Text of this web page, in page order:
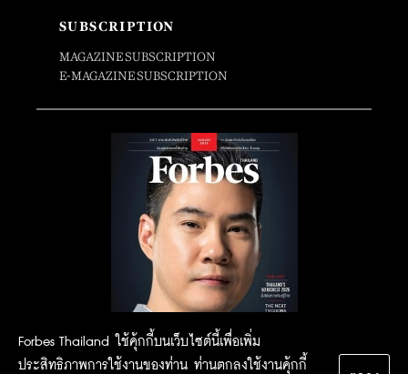
Forbes Thailand ใช้คุ้กกี้บนเว็บไซต์นี้เพื่อเพิ่ม
ประสิทธิภาพการใช้งานของท่าน ท่านตกลงใช้งานคุ้กกี้
SUBSCRIPTION
MAGAZINE SUBSCRIPTION
E-MAGAZINE SUBSCRIPTION